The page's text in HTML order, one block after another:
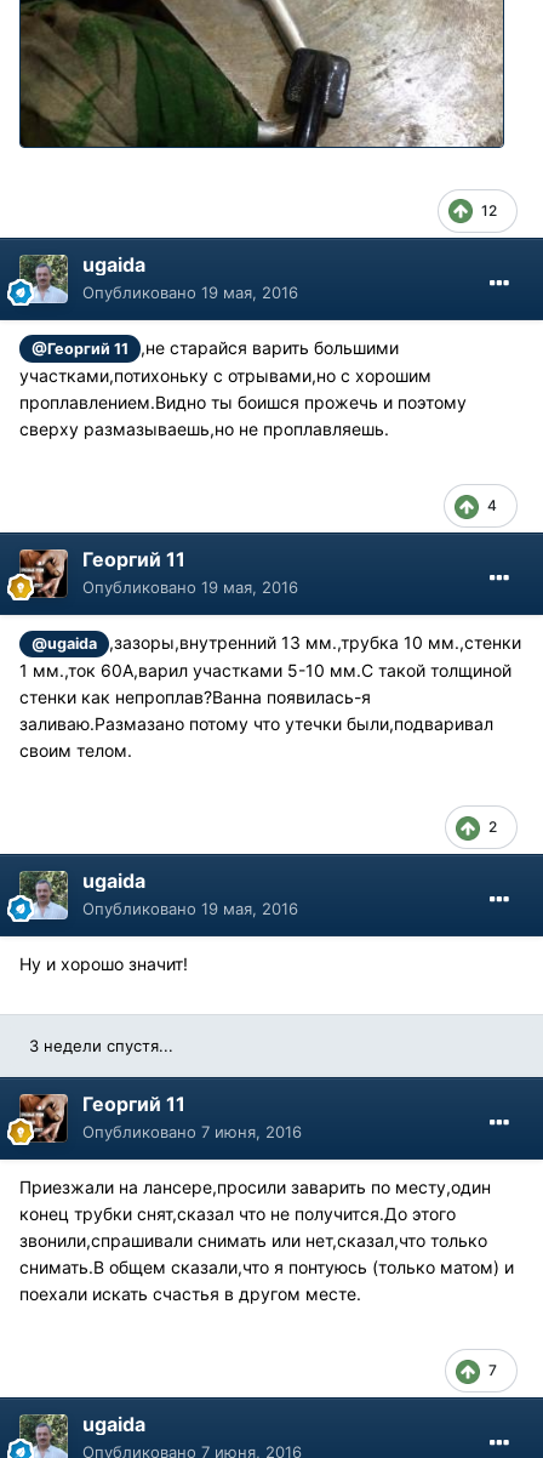
12
ugaida
Опубликовано 19 мая, 2016
@Георгий 11
,не старайся варить большими
участками,потихоньку с отрывами,но с хорошим
проплавлением.Видно ты боишся прожечь и поэтому
сверху размазываешь,но не проплавляешь.
4
Георгий 11
Опубликовано 19 мая, 2016
@ugaida
,зазоры,внутренний 13 мм.,трубка 10 мм.,стенки
1 мм.,ток 60А,варил участками 5-10 мм.С такой толщиной
стенки как непроплав?Ванна появилась-я
заливаю.Размазано потому что утечки были,подваривал
своим телом.
2
ugaida
Опубликовано 19 мая, 2016
Ну и хорошо значит!
3 недели спустя...
Георгий 11
Опубликовано 7 июня, 2016
Приезжали на лансере,просили заварить по месту,один
конец трубки снят,сказал что не получится.До этого
звонили,спрашивали снимать или нет,сказал,что только
снимать.В общем сказали,что я понтуюсь (только матом) и
поехали искать счастья в другом месте.
7
ugaida
Опубликовано 7 июня, 2016